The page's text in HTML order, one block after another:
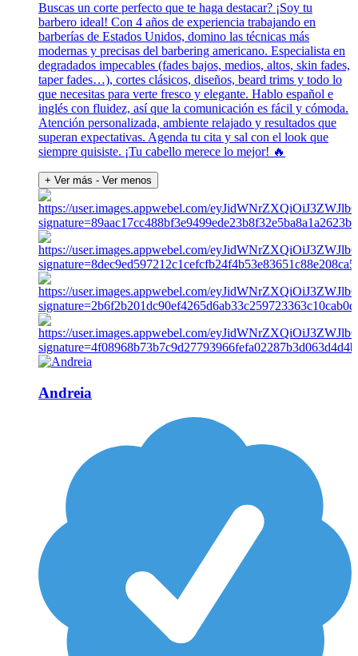
Buscas un corte perfecto que te haga destacar? ¡Soy tu
barbero ideal! Con 4 años de experiencia trabajando en
barberías de Estados Unidos, domino las técnicas más
modernas y precisas del barbering americano. Especialista en
degradados impecables (fades bajos, medios, altos, skin fades,
taper fades…), cortes clásicos, diseños, beard trims y todo lo
que necesitas para verte fresco y elegante. Hablo español e
inglés con fluidez, así que la comunicación es fácil y cómoda.
Atención personalizada, ambiente relajado y resultados que
superan expectativas. Agenda tu cita y sal con el look que
siempre quisiste. ¡Tu cabello merece lo mejor! 🔥
+ Ver más - Ver menos
Andreia